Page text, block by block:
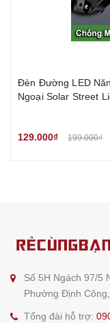
Đèn Đường LED
Ngoại Solar Street
129.000₫ 199.000₫
Số 5H Ngách 97/5
Phường Định
Tổng đài hỗ trợ: